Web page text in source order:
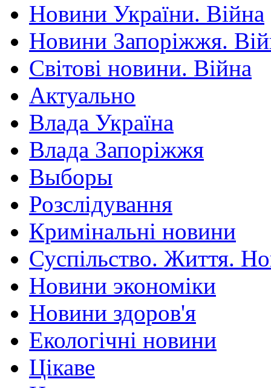
Новини України. Війна
Новини Запоріжжя.
Світові новини. Війна
Актуально
Влада Україна
Влада Запоріжжя
Выборы
Розслідування
Кримінальні новини
Суспільство. Життя.
Новини экономіки
Новини здоров'я
Екологічні новини
Цікаве